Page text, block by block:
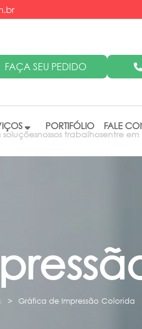
FAÇA SEU PEDIDO
soluções
PORTIFÓLIO
nossos trabalhos
FALE
entre
Gráfica de Impressão Colorida